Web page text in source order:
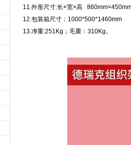
11.外形尺寸:长×宽×高
12.包装箱尺寸：1000*500*1460mm
13.净重:251Kg；毛重：310Kg。